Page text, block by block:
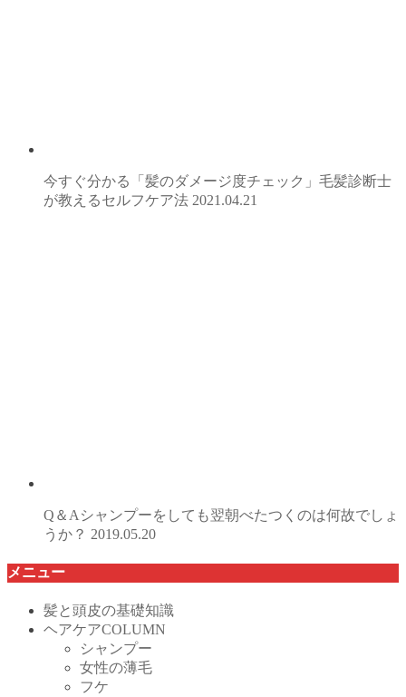
今すぐ分かる「髪のダメージ度チェック」毛髪診断士
が教えるセルフケア法 2021.04.21
Q＆Aシャンプーをしても翌朝べたつくのは何故でしょ
うか？ 2019.05.20
メニュー
髪と頭皮の基礎知識
ヘアケアCOLUMN
シャンプー
女性の薄毛
フケ